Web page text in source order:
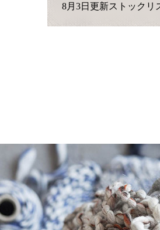
8月3日更新ストックリ